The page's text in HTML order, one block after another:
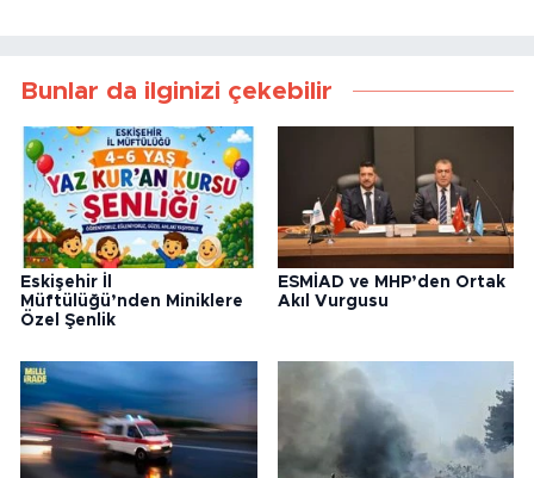
Bunlar da ilginizi çekebilir
Eskişehir İl
Müftülüğü’nden Miniklere
Özel Şenlik
ESMİAD ve MHP’den Ortak
Akıl Vurgusu